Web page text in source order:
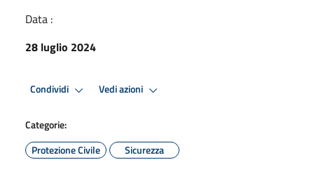
Data :
28 luglio 2024
Condividi Vedi azioni
Categorie:
Protezione Civile
Sicurezza